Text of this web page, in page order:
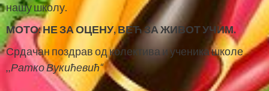
нашу школу.
МОТО:НЕ ЗА ОЦЕНУ, ВЕЋ ЗА ЖИВОТ УЧИМ.
Срдачан поздрав од колектива и ученика школе
,,Ратко Вукићевић“